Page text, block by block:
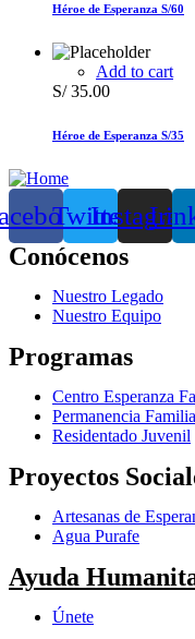
Héroe de Esperanza S/60
Add to cart
S/35.00
Héroe de Esperanza S/35
Twitter
Conócenos
Nuestro Legado
Nuestro Equipo
Programas
Centro Esperanza
Permanencia
Residentado Juvenil
Proyectos
Artesanas de
Agua Purafe
Ayuda
Únete